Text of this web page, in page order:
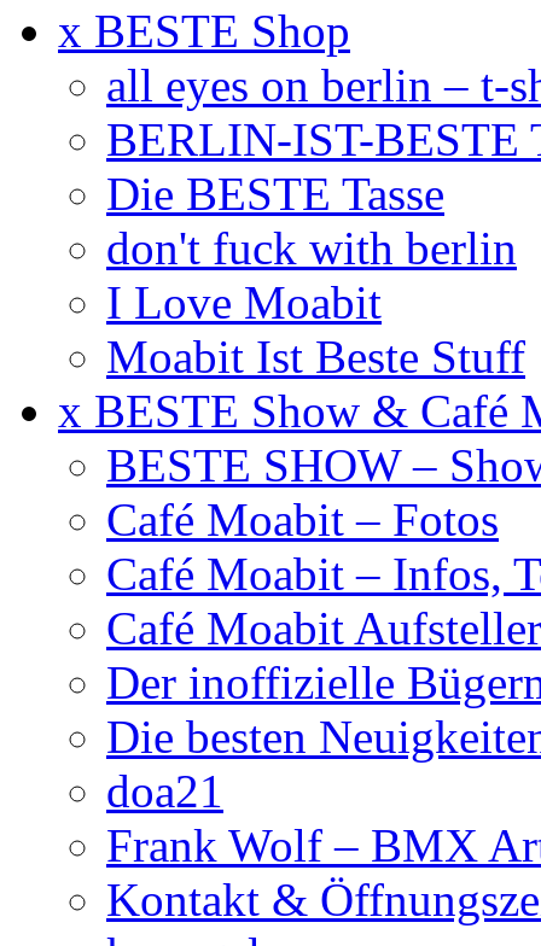
x BESTE Shop
all eyes on berlin – t-
BERLIN-IST-BESTE
Die BESTE Tasse
don't fuck with berlin
I Love Moabit
Moabit Ist Beste Stuff
x BESTE Show & Café
BESTE SHOW –
Café Moabit – Fotos
Café Moabit – Infos,
Café Moabit Aufsteller
Der inoffizielle
Die besten
doa21
Frank Wolf – BMX
Kontakt &